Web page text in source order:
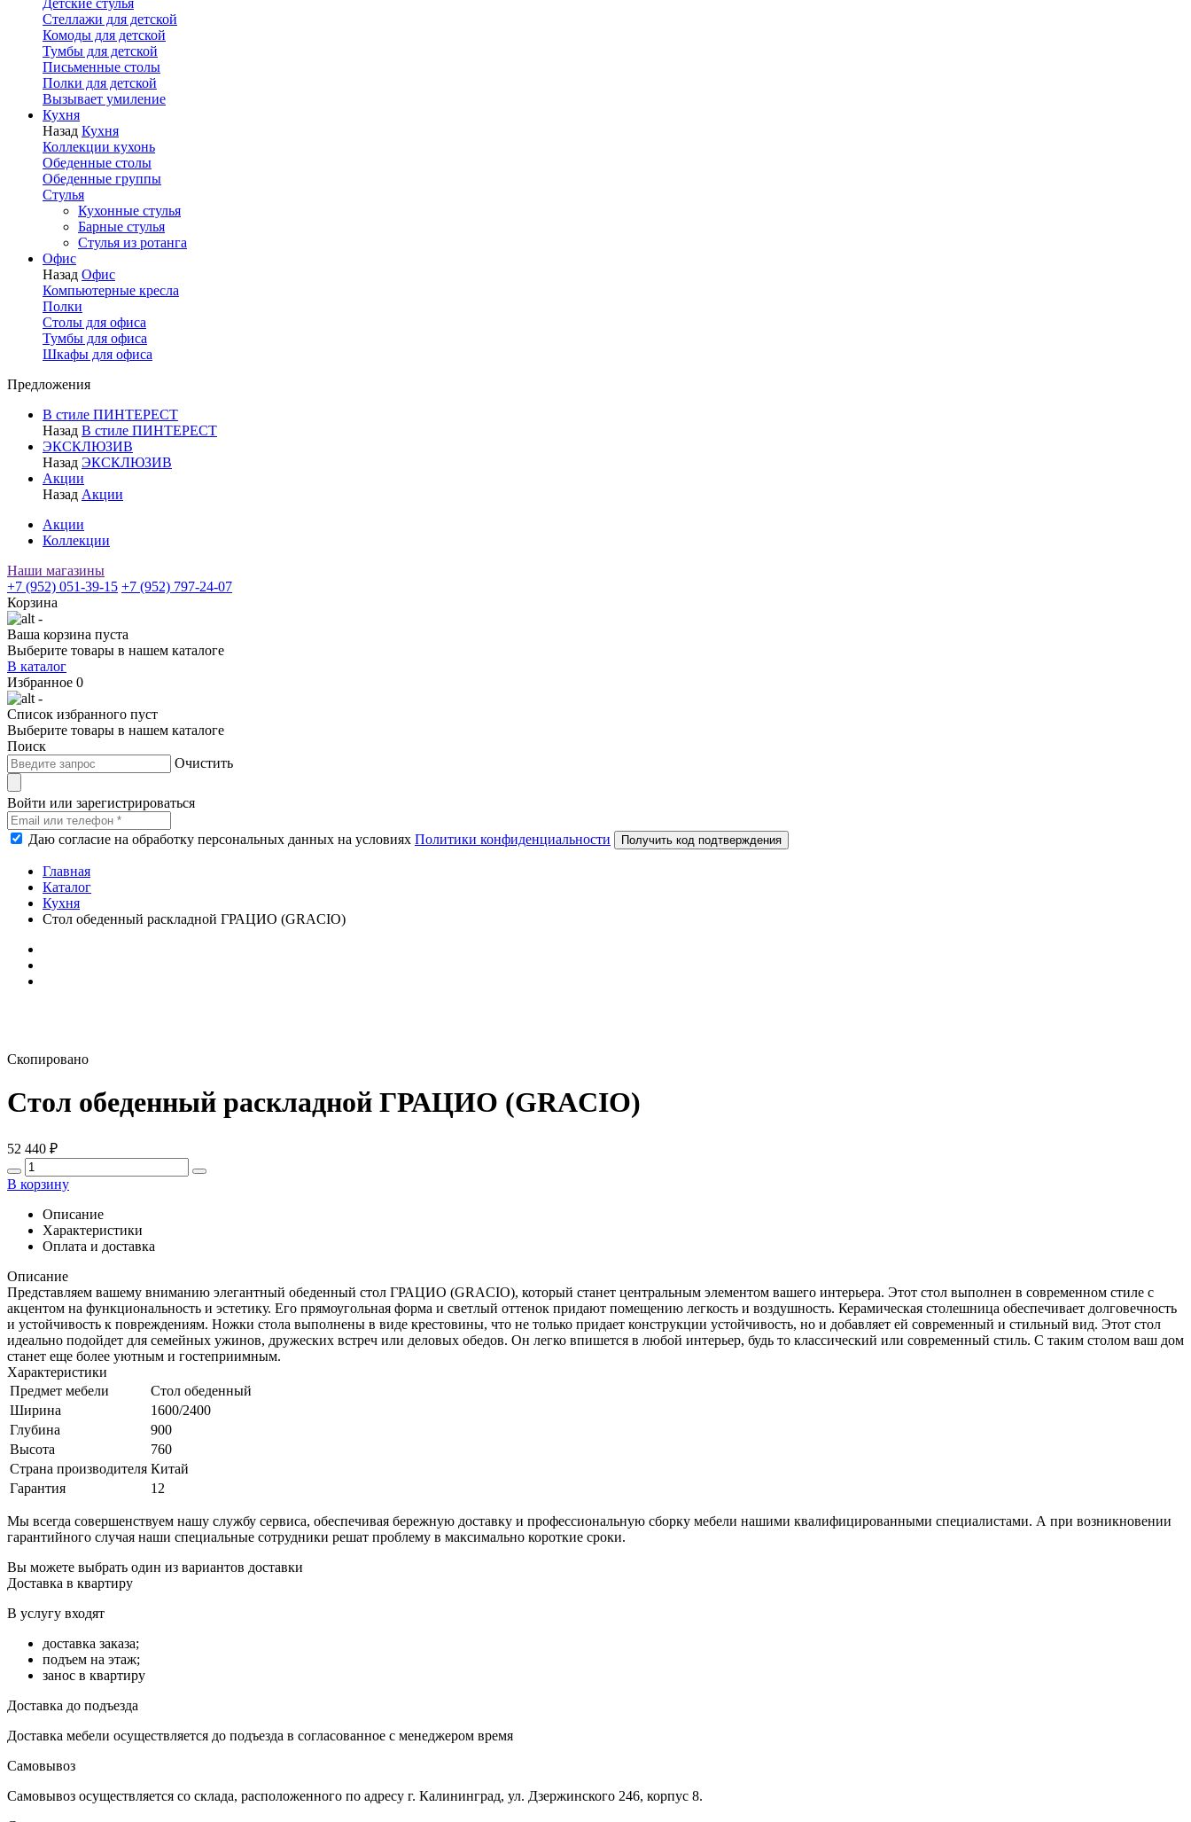
Детские стулья
Стеллажи для детской
Комоды для детской
Тумбы для детской
Письменные столы
Полки для детской
Вызывает умиление
Кухня
Назад Кухня
Коллекции кухонь
Обеденные столы
Обеденные группы
Стулья
Кухонные стулья
Барные стулья
Стулья из ротанга
Офис
Назад Офис
Компьютерные кресла
Полки
Столы для офиса
Тумбы для офиса
Шкафы для офиса
Предложения
В стиле ПИНТЕРЕСТ
Назад В стиле ПИНТЕРЕСТ
ЭКСКЛЮЗИВ
Назад ЭКСКЛЮЗИВ
Акции
Назад Акции
Акции
Коллекции
Наши магазины
+7 (952) 051-39-15 +7 (952) 797-24-07
Корзина
-
Ваша корзина пуста
Выберите товары в нашем каталоге
В каталог
Избранное 0
-
Список избранного пуст
Выберите товары в нашем каталоге
Поиск
Очистить
Войти или зарегистрироваться
Даю согласие на обработку персональных данных на условиях Политики конфиденциальности Получить код подтверждения
Главная
Каталог
Кухня
Стол обеденный раскладной ГРАЦИО (GRACIO)
Скопировано
Стол обеденный раскладной ГРАЦИО (GRACIO)
52 440 ₽
В корзину
Описание
Характеристики
Оплата и доставка
Описание
Представляем вашему вниманию элегантный обеденный стол ГРАЦИО (GRACIO), который станет центральным элементом вашего интерьера. Этот стол выполнен в современном стиле с
акцентом на функциональность и эстетику. Его прямоугольная форма и светлый оттенок придают помещению легкость и воздушность. Керамическая столешница обеспечивает долговечность
и устойчивость к повреждениям. Ножки стола выполнены в виде крестовины, что не только придает конструкции устойчивость, но и добавляет ей современный и стильный вид. Этот стол
идеально подойдет для семейных ужинов, дружеских встреч или деловых обедов. Он легко впишется в любой интерьер, будь то классический или современный стиль. С таким столом ваш дом
станет еще более уютным и гостеприимным.
Характеристики
Предмет мебели
Стол обеденный
Ширина
1600/2400
Глубина
900
Высота
760
Страна производителя Китай
Гарантия
12
Мы всегда совершенствуем нашу службу сервиса, обеспечивая бережную доставку и профессиональную сборку мебели нашими квалифицированными специалистами. А при возникновении
гарантийного случая наши специальные сотрудники решат проблему в максимально короткие сроки.
Вы можете выбрать один из вариантов доставки
Доставка в квартиру
В услугу входят
доставка заказа;
подъем на этаж;
занос в квартиру
Доставка до подъезда
Доставка мебели осуществляется до подъезда в согласованное с менеджером время
Самовывоз
Самовывоз осуществляется со склада, расположенного по адресу г. Калининград, ул. Дзержинского 246, корпус 8.